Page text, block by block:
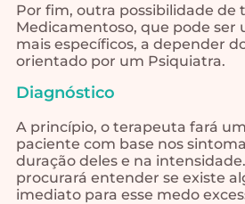
Por fim, outra possibilidade de
Medicamentoso, que pode ser
mais específicos, a depender
orientado por um Psiquiatra.
Diagnóstico
A princípio, o terapeuta fará
paciente com base nos
duração deles e na
procurará entender se existe
imediato para esse medo